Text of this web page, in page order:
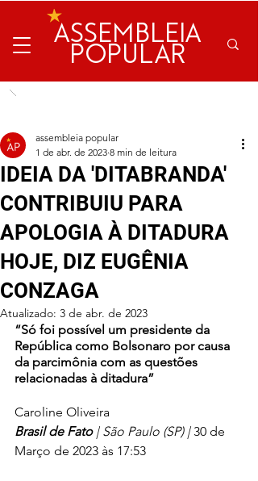
ASSEMBLEIA
POPULAR
IDEIA DA 'DITABRANDA'
CONTRIBUIU PARA
APOLOGIA À DITADURA
HOJE, DIZ EUGÊNIA
CONZAGA
assembleia popular
1 de abr. de 2023 8 min de leitura
Atualizado: 3 de abr. de 2023
“Só foi possível um presidente da
República como Bolsonaro por causa
da parcimônia com as questões
relacionadas à ditadura”
Caroline Oliveira
Brasil de Fato | São Paulo (SP) | 30 de
Março de 2023 às 17:53